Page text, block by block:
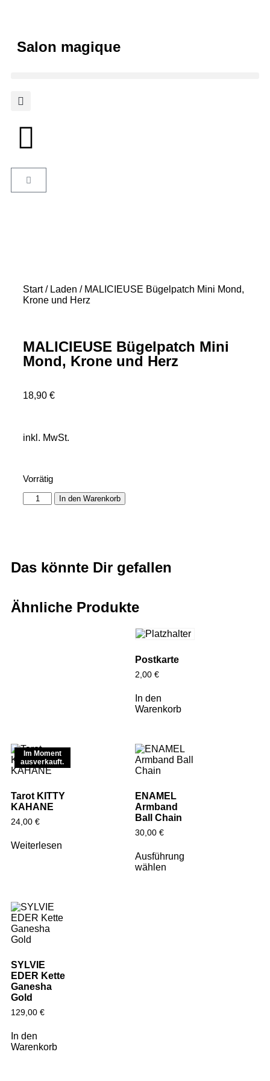
Salon magique
Start/ Laden / MALICIEUSE Bügelpatch Mini Mond,
Krone und Herz
MALICIEUSE Bügelpatch Mini
Mond, Krone und Herz
18,90 €
inkl. MwSt.
Vorrätig
In den Warenkorb
Das könnte Dir gefallen
Ähnliche Produkte
Postkarte
2,00 €
In den
Warenkorb
Im Moment
ausverkauft.
Tarot KITTY
KAHANE
24,00 €
Weiterlesen
ENAMEL
Armband
Ball Chain
30,00 €
Ausführung
wählen
SYLVIE
EDER Kette
Ganesha
Gold
129,00 €
In den
Warenkorb